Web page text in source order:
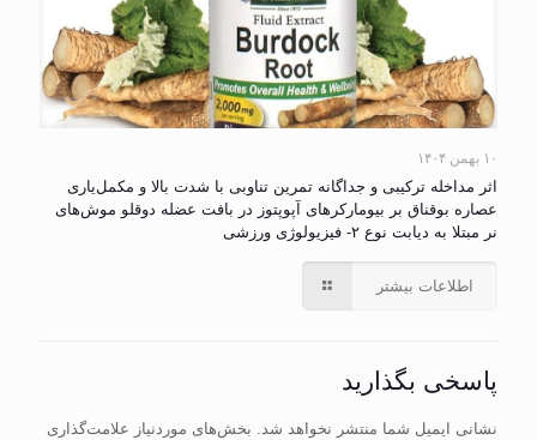
۱۰ بهمن ۱۴۰۴
اثر مداخله ترکیبی و جداگانه تمرین تناوبی با شدت بالا و مکمل‌یاری
عصاره بوقناق بر بیومارکرهای آپوپتوز در بافت عضله دوقلو موش‌های
نر مبتلا به دیابت نوع ۲- فیزیولوژی ورزشی
اطلاعات بیشتر
پاسخی بگذارید
نشانی ایمیل شما منتشر نخواهد شد. بخش‌های موردنیاز علامت‌گذاری